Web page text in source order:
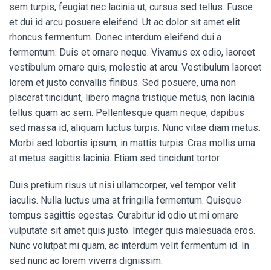
sem turpis, feugiat nec lacinia ut, cursus sed tellus. Fusce
et dui id arcu posuere eleifend. Ut ac dolor sit amet elit
rhoncus fermentum. Donec interdum eleifend dui a
fermentum. Duis et ornare neque. Vivamus ex odio, laoreet
vestibulum ornare quis, molestie at arcu. Vestibulum laoreet
lorem et justo convallis finibus. Sed posuere, urna non
placerat tincidunt, libero magna tristique metus, non lacinia
tellus quam ac sem. Pellentesque quam neque, dapibus
sed massa id, aliquam luctus turpis. Nunc vitae diam metus.
Morbi sed lobortis ipsum, in mattis turpis. Cras mollis urna
at metus sagittis lacinia. Etiam sed tincidunt tortor.
Duis pretium risus ut nisi ullamcorper, vel tempor velit
iaculis. Nulla luctus urna at fringilla fermentum. Quisque
tempus sagittis egestas. Curabitur id odio ut mi ornare
vulputate sit amet quis justo. Integer quis malesuada eros.
Nunc volutpat mi quam, ac interdum velit fermentum id. In
sed nunc ac lorem viverra dignissim.